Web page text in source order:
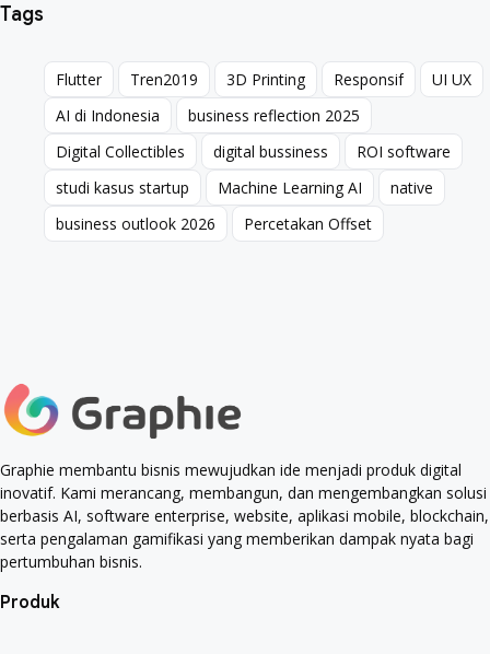
Tags
Flutter
Flutter
Tren2019
Tren2019
3D Printing
3D Printing
Responsif
Responsif
UI UX
UI UX
AI di Indonesia
AI di Indonesia
business reflection 2025
business reflection 2025
Digital Collectibles
Digital Collectibles
digital bussiness
digital bussiness
ROI software
ROI software
studi kasus startup
studi kasus startup
Machine Learning AI
Machine Learning AI
native
native
business outlook 2026
business outlook 2026
Percetakan Offset
Percetakan Offset
Graphie membantu bisnis mewujudkan ide menjadi produk digital
inovatif. Kami merancang, membangun, dan mengembangkan solusi
berbasis AI, software enterprise, website, aplikasi mobile, blockchain,
serta pengalaman gamifikasi yang memberikan dampak nyata bagi
pertumbuhan bisnis.
Produk